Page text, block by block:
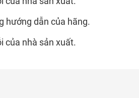
hướng dẫn của hãng.
của nhà sản xuất.